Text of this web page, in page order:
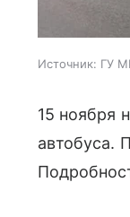
Источник: ГУ
15 ноября
автобуса.